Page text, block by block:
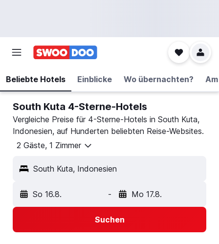
Beliebte Hotels Einblicke Wo übernachten?
South Kuta 4-Sterne-Hotels
Vergleiche Preise für 4-Sterne-Hotels in South Kuta,
Indonesien, auf Hunderten beliebten Reise-Websites.
2 Gäste, 1 Zimmer
South Kuta, Indonesien
So 16.8. - Mo 17.8.
Suchen